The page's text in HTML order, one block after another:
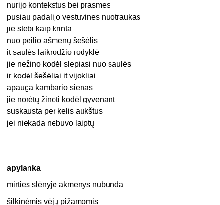
nurijo kontekstus bei prasmes
pusiau padalijo vestuvines nuotraukas
jie stebi kaip krinta
nuo peilio ašmenų šešėlis
it saulės laikrodžio rodyklė
jie nežino kodėl slepiasi nuo saulės
ir kodėl šešėliai it vijokliai
apauga kambario sienas
jie norėtų žinoti kodėl gyvenant
suskausta per kelis aukštus
jei niekada nebuvo laiptų
apylanka
mirties slėnyje akmenys nubunda
šilkinėmis vėjų pižamomis